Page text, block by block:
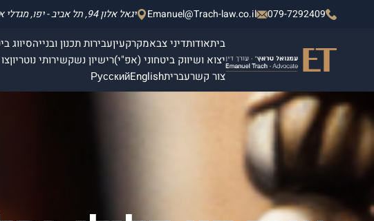
079-7292409
Emanuel@Trach-law.co.il יגאל אלון 94, תל אביב - יפו, מגדלי אלון 2, קומה 4.
ביתאודותדיני צבאמקרקעיןעבירות תכנון ובנייהסיווג
יצוא ושיווק ביטחוני (אפ"י)רישיון נשקשירותי נוטריון
צור קשרעבריתEnglish
Русский